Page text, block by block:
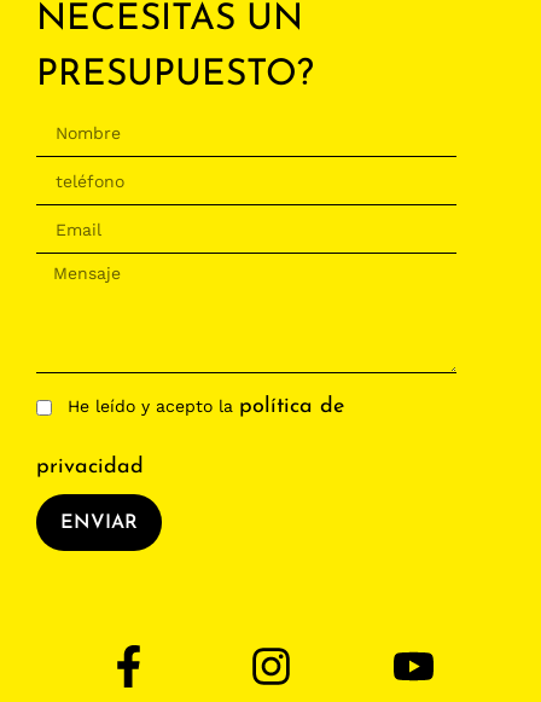
NECESITAS UN
PRESUPUESTO?
He leído y acepto la política de
privacidad
ENVIAR